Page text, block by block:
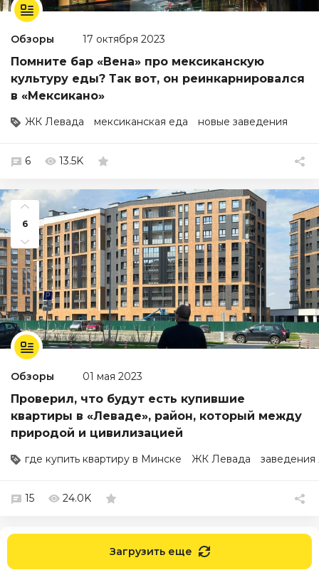
Обзоры 17 октября 2023
Помните бар «Вена» про мексиканскую
культуру еды? Так вот, он реинкарнировался
в «Мексикано»
ЖК Левада мексиканская еда новые заведения
6 13.5K
6
Обзоры 01 мая 2023
Проверил, что будут есть купившие
квартиры в «Леваде», район, который между
природой и цивилизацией
где купить квартиру в Минске ЖК Левада
15 24.0K
Загрузить еще